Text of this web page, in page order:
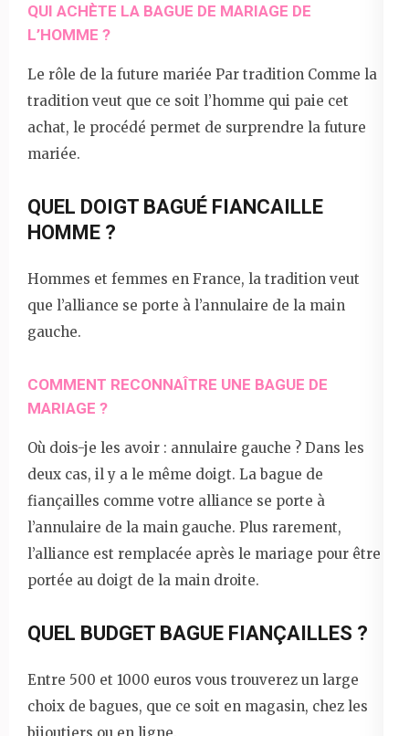
QUI ACHÈTE LA BAGUE DE MARIAGE DE
L’HOMME ?
Le rôle de la future mariée Par tradition Comme la
tradition veut que ce soit l’homme qui paie cet
achat, le procédé permet de surprendre la future
mariée.
QUEL DOIGT BAGUÉ FIANCAILLE
HOMME ?
Hommes et femmes en France, la tradition veut
que l’alliance se porte à l’annulaire de la main
gauche.
COMMENT RECONNAÎTRE UNE BAGUE DE
MARIAGE ?
Où dois-je les avoir : annulaire gauche ? Dans les
deux cas, il y a le même doigt. La bague de
fiançailles comme votre alliance se porte à
l’annulaire de la main gauche. Plus rarement,
l’alliance est remplacée après le mariage pour être
portée au doigt de la main droite.
QUEL BUDGET BAGUE FIANÇAILLES ?
Entre 500 et 1000 euros vous trouverez un large
choix de bagues, que ce soit en magasin, chez les